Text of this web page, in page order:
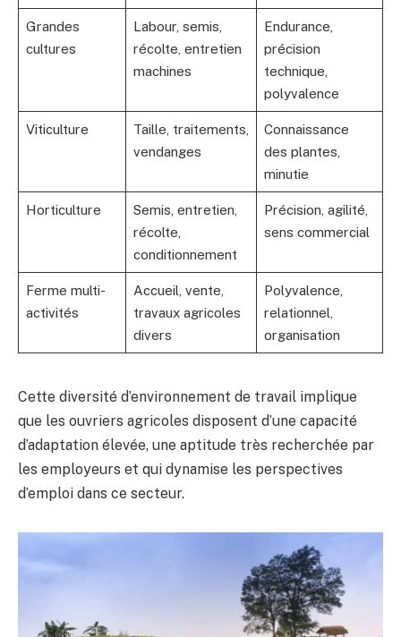
Grandes
cultures
Labour, semis,
récolte, entretien
machines
Endurance,
précision
technique,
polyvalence
Viticulture
Taille, traitements,
vendanges
Connaissance
des plantes,
minutie
Horticulture
Semis, entretien,
récolte,
conditionnement
Précision, agilité,
sens commercial
Ferme multi-
activités
Accueil, vente,
travaux agricoles
divers
Polyvalence,
relationnel,
organisation
Cette diversité d’environnement de travail implique
que les ouvriers agricoles disposent d’une capacité
d’adaptation élevée, une aptitude très recherchée par
les employeurs et qui dynamise les perspectives
d’emploi dans ce secteur.